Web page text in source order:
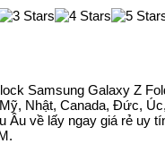
Samsung Galaxy Z
Nhật, Canada, Đức,
Âu về lấy ngay giá rẻ uy